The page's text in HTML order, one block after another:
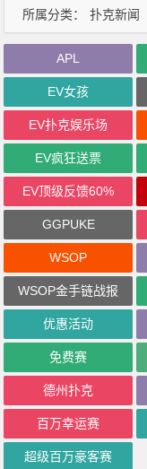
所属分类： 扑克新闻
APL
EV女孩
EV扑克娱乐场
EV疯狂送票
EV顶级反馈60%
GGPUKE
WSOP
WSOP金手链战报
优惠活动
免费赛
德州扑克
百万幸运赛
超级百万豪客赛